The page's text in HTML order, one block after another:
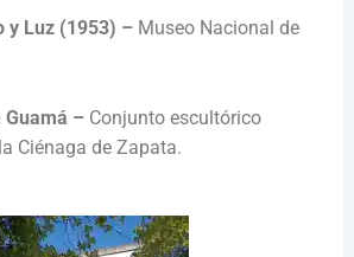
y Luz (1953) – Museo Nacional de
Guamá – Conjunto escultórico
Ciénaga de Zapata.